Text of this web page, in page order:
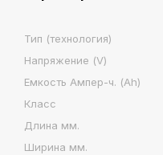
Тип (технология)
Напряжение (V)
Емкость Ампер-ч. (Ah)
Класс
Длина мм.
Ширина мм.